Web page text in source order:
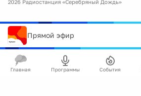
2026 Радиостанция «Серебряный Дождь»
Прямой эфир
Главная Программы События